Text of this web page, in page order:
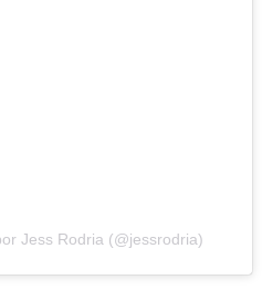
Jess Rodria (@jessrodria)